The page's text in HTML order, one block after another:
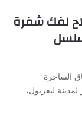
لفك شفرة
الساحرة
ليفربول،